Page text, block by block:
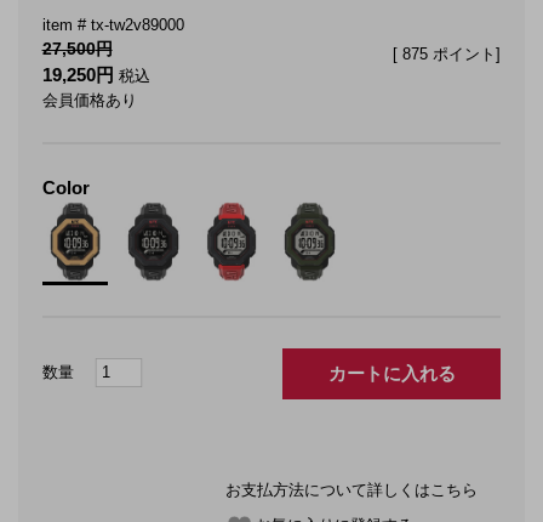
tx-tw2v89000
27,500
19,250
税込
会員価格あり
[ 875 ポイント]
Color
カートに入れる
お支払方法について詳しくはこちら